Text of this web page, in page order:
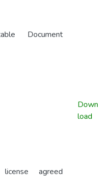
Document
license agreed
Down
load